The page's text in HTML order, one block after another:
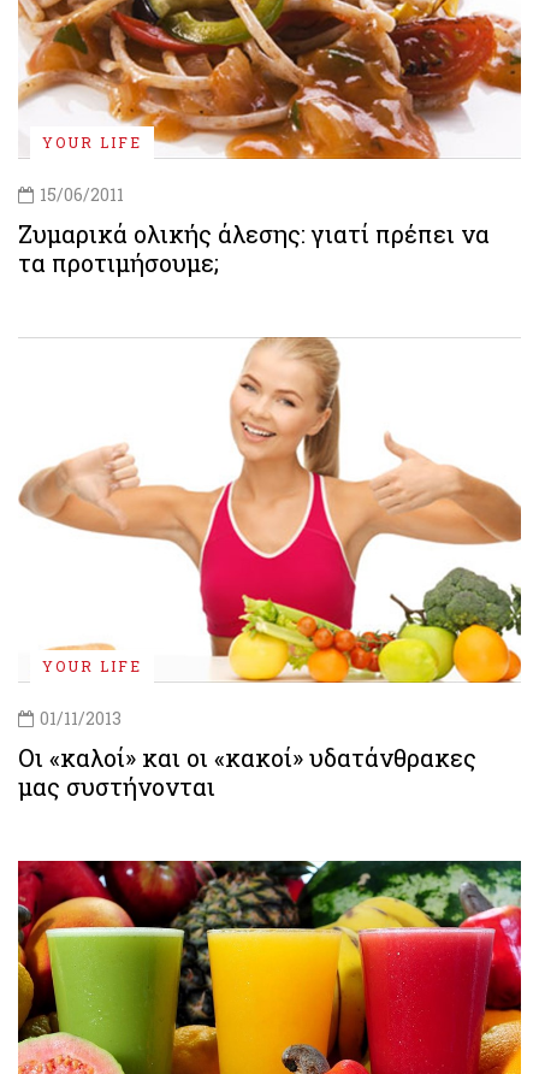
YOUR LIFE
15/06/2011
Ζυμαρικά ολικής άλεσης: γιατί πρέπει να
τα προτιμήσουμε;
YOUR LIFE
01/11/2013
Οι «καλοί» και οι «κακοί» υδατάνθρακες
μας συστήνονται